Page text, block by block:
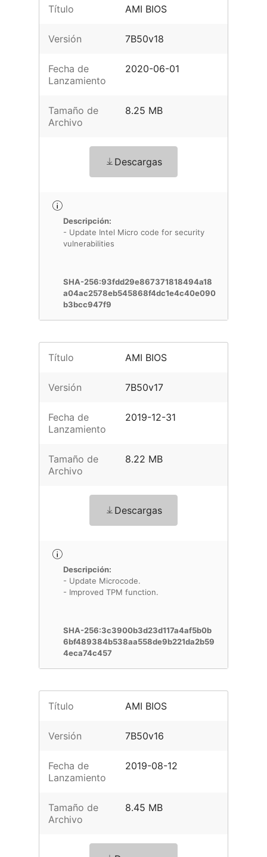
Título AMI BIOS
Versión 7B50v18
Fecha de
Lanzamiento
2020-06-01
Tamaño de
Archivo
8.25 MB
Descargas
Descripción:
- Update Intel Micro code for security
vulnerabilities
SHA-256:93fdd29e867371818494a18
a04ac2578eb545868f4dc1e4c40e090
b3bcc947f9
Título AMI BIOS
Versión 7B50v17
Fecha de
Lanzamiento
2019-12-31
Tamaño de
Archivo
8.22 MB
Descargas
Descripción:
- Update Microcode.
- Improved TPM function.
SHA-256:3c3900b3d23d117a4af5b0b
6bf489384b538aa558de9b221da2b59
4eca74c457
Título AMI BIOS
Versión 7B50v16
Fecha de
Lanzamiento
2019-08-12
Tamaño de
Archivo
8.45 MB